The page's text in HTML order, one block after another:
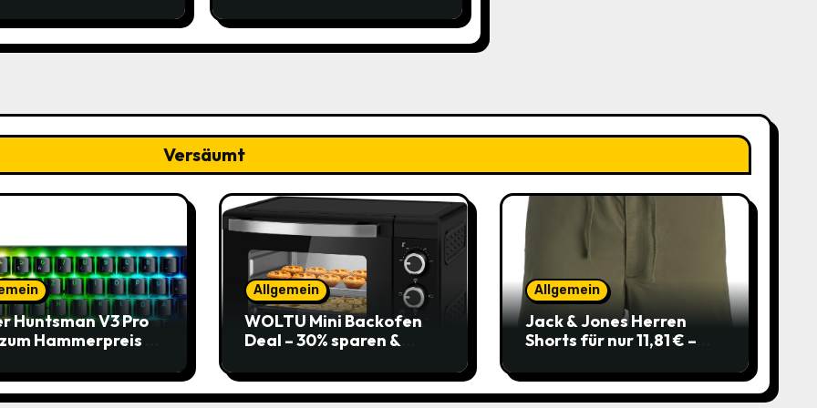
14,99€)
Versäumt
Huntsman V3 Pro
Hammerpreis –
Allgemein
WOLTU Mini Backofen
Deal – 30% sparen &
Allgemein
Jack & Jones Herren
Shorts für nur 11,81 € –